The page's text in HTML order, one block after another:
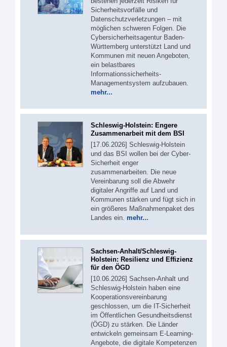
Sicherheitsvorfälle und
Datenschutzverletzungen – mit
möglichen schweren Folgen. Die
Cybersicherheitsagentur Baden-
Württemberg unterstützt Land und
Kommunen mit neuen Angeboten,
ein belastbares
Informationssicherheits-
Managementsystem aufzubauen.
mehr...
Schleswig-Holstein: Engere
Zusammenarbeit mit dem BSI
[17.06.2026] Schleswig-Holstein
und das BSI wollen bei der Cyber-
Sicherheit enger
zusammenarbeiten. Die neue
Vereinbarung soll die Abwehr
digitaler Angriffe auf Land und
Kommunen stärken und fügt sich in
ein größeres Maßnahmenpaket des
Landes ein. mehr...
Sachsen-Anhalt/Schleswig-
Holstein: Resilienz und Effizienz
für den ÖGD
[10.06.2026] Sachsen-Anhalt und
Schleswig-Holstein haben eine
Kooperationsvereinbarung
geschlossen, um die IT-Sicherheit
im Öffentlichen Gesundheitsdienst
(ÖGD) zu stärken. Die Länder
entwickeln gemeinsam E-Learning-
Angebote, die digitale Kompetenzen